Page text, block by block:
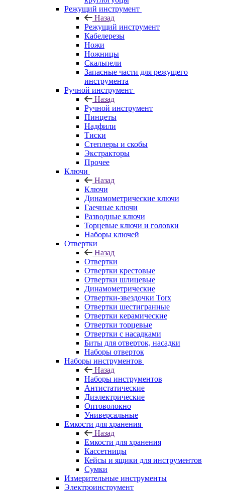
Режущий инструмент
Назад
Режущий инструмент
Кабелерезы
Ножи
Ножницы
Скальпели
Запасные части для режущего
инструмента
Ручной инструмент
Назад
Ручной инструмент
Пинцеты
Надфили
Тиски
Степлеры и скобы
Экстракторы
Прочее
Ключи
Назад
Ключи
Динамометрические ключи
Гаечные ключи
Разводные ключи
Торцевые ключи и головки
Наборы ключей
Отвертки
Назад
Отвертки
Отвертки крестовые
Отвертки шлицевые
Динамометрические
Отвертки-звездочки Torx
Отвертки шестигранные
Отвертки керамические
Отвертки торцевые
Отвертки с насадками
Биты для отверток, насадки
Наборы отверток
Наборы инструментов
Назад
Наборы инструментов
Антистатические
Диэлектрические
Оптоволокно
Универсальные
Емкости для хранения
Назад
Емкости для хранения
Кассетницы
Кейсы и ящики для инструментов
Сумки
Измерительные инструменты
Электроинструмент